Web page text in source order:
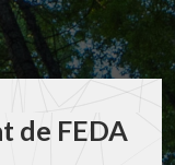
de FEDA